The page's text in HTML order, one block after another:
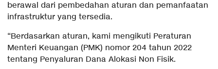
berawal dari pembedahan aturan dan pemanfaatan
infrastruktur yang tersedia.
“Berdasarkan aturan, kami mengikuti Peraturan
Menteri Keuangan (PMK) nomor 204 tahun 2022
tentang Penyaluran Dana Alokasi Non Fisik.